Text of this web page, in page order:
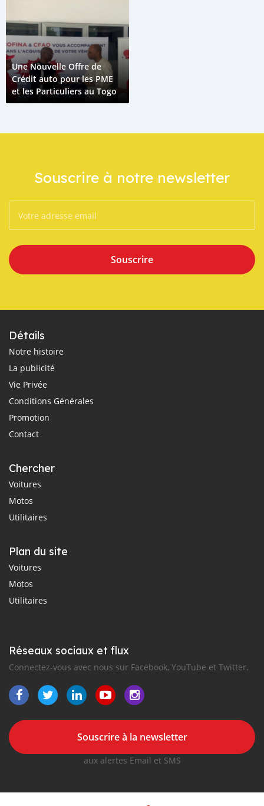
Une Nouvelle Offre de
Crédit auto pour les PME
et les Particuliers au Togo
Souscrire à notre newsletter
Souscrire
Détails
Notre histoire
La publicité
Vie Privée
Conditions Générales
Promotion
Contact
Chercher
Voitures
Motos
Utilitaires
Plan du site
Voitures
Motos
Utilitaires
Réseaux sociaux et flux
Connectez-vous avec nous sur Facebook, YouTube et Twitter.
Souscrire à la newsletter
aux alertes Email et SMS